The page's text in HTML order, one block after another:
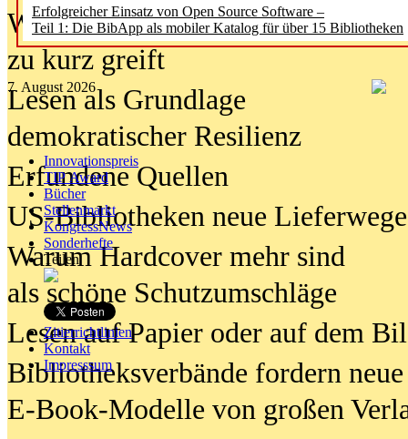
Erfolgreicher Einsatz von Open Source Software –
Teil 1: Die BibApp als mobiler Katalog für über 15 Bibliotheken
7. August 2026
Innovationspreis
TIP Award
Bücher
Stellenmarkt
KongressNews
Sonderhefte
Teilen
Zitierrichtlinien
Kontakt
Impresssum
Warum die Debatte über KI-Texte
zu kurz greift
Lesen als Grundlage
demokratischer Resilienz
Erfundene Quellen
US-Bibliotheken neue Lieferwege
Warum Hardcover mehr sind
als schöne Schutzumschläge
Lesen auf Papier oder auf dem
Bibliotheksverbände fordern neue
E-Book-Modelle von großen